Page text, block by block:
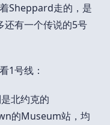
Sheppard走的，是
还有一个传说的5号
1号线：
北约克的
的Museum站，均